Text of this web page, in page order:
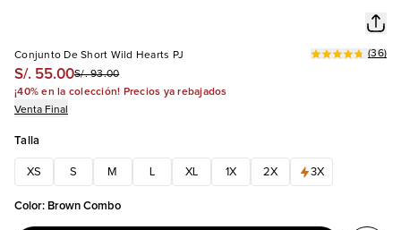
Conjunto De Short Wild Hearts PJ
S/. 55.00S/. 93.00
(36)
¡40% en la colección! Precios ya rebajados
Venta Final
Talla
XS S M XL 1X 2X 3X
Color: Brown Combo